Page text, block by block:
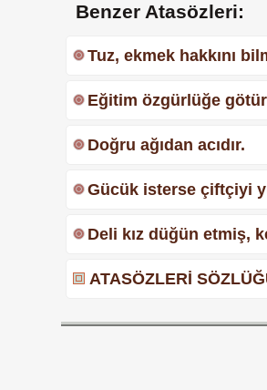
Benzer Atasözleri:
Tuz, ekmek hakkını
Eğitim özgürlüğe
Doğru ağıdan acıdır.
Gücük isterse çiftçiyi
Deli kız düğün etmiş,
ATASÖZLERİ